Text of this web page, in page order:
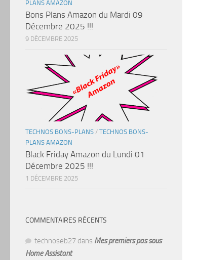
PLANS AMAZON
Bons Plans Amazon du Mardi 09
Décembre 2025 !!!
9 DÉCEMBRE 2025
TECHNOS BONS-PLANS / TECHNOS BONS-
PLANS AMAZON
Black Friday Amazon du Lundi 01
Décembre 2025 !!!
1 DÉCEMBRE 2025
COMMENTAIRES RÉCENTS
technoseb27 dans Mes premiers pas sous
Home Assistant